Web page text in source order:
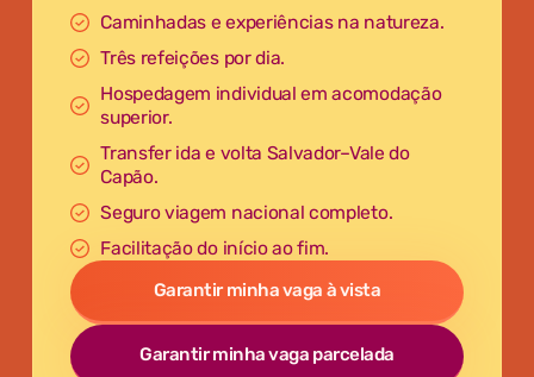
Caminhadas e experiências na natureza.
Três refeições por dia.
Hospedagem individual em acomodação
superior.
Transfer ida e volta Salvador–Vale do
Capão.
Seguro viagem nacional completo.
Facilitação do início ao fim.
Garantir minha vaga à vista
Garantir minha vaga parcelada